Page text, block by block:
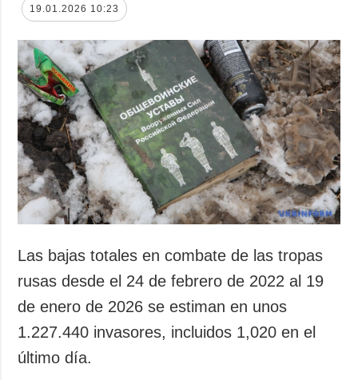
19.01.2026 10:23
Las bajas totales en combate de las tropas
rusas desde el 24 de febrero de 2022 al 19
de enero de 2026 se estiman en unos
1.227.440 invasores, incluidos 1,020 en el
último día.